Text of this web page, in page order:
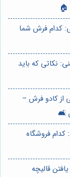
🏠
کدام فرش شما
نکاتی که باید
از کادو فرش –
🛋️
فروشگاه
قالیچه